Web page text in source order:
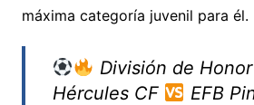
máxima categoría juvenil para él.
División de
Hércules CF
EFB